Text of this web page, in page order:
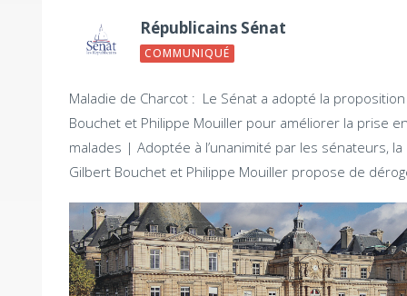
Républicains Sénat
COMMUNIQUÉ
Maladie de Charcot : Le Sénat a adopté la
Bouchet et Philippe Mouiller pour améliorer la prise
malades | Adoptée à l’unanimité par les sénateurs,
Gilbert Bouchet et Philippe Mouiller propose de